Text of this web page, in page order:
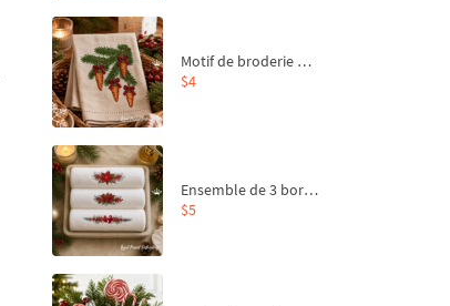
Motif de broderie machine Branche de sapin et carottes - 4 tailles
$4
Ensemble de 3 bordures de Noël pour broderie machine
$5